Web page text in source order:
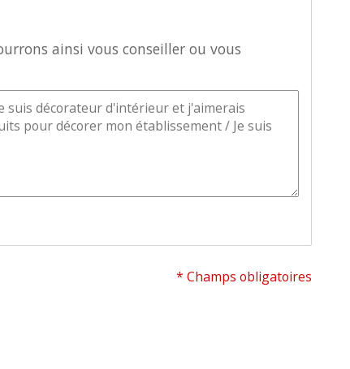
ainsi vous conseiller ou vous
* Champs obligatoires